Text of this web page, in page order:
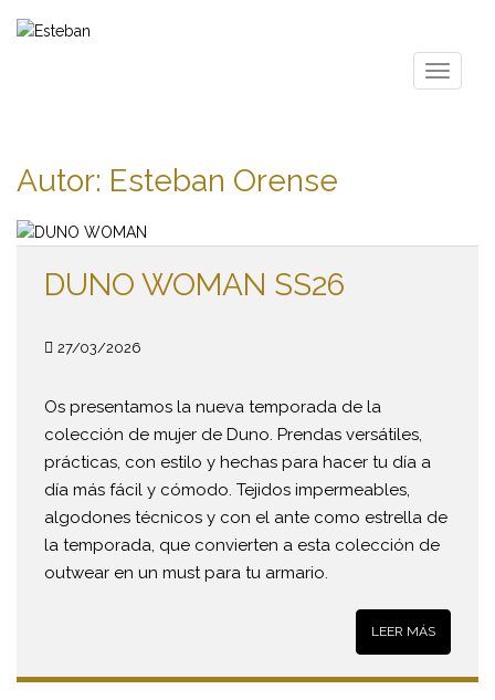
Autor: Esteban Orense
DUNO WOMAN SS26
27/03/2026
Os presentamos la nueva temporada de la
colección de mujer de Duno. Prendas versátiles,
prácticas, con estilo y hechas para hacer tu día a
día más fácil y cómodo. Tejidos impermeables,
algodones técnicos y con el ante como estrella de
la temporada, que convierten a esta colección de
outwear en un must para tu armario.
LEER MÁS